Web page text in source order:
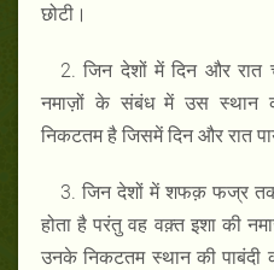
छोटी।
2. जिन देशों में दिन और रात
नमाज़ों के संबंध में उस स्थान
निकटतम है जिसमें दिन और रात
3. जिन देशों में शफक़ फज्र तक
होता है परंतु वह वक़्त इशा की
उनके निकटतम स्थान की